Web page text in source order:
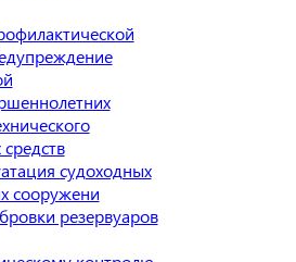
судоходных
сооружени
резервуаров